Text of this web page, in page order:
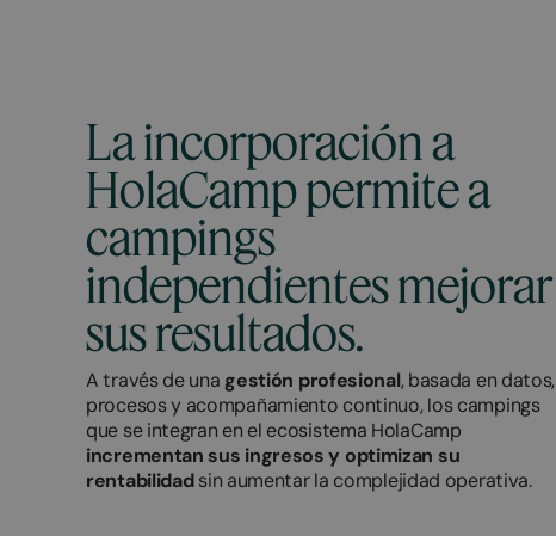
La incorporación a
HolaCamp permite a
campings
independientes mejorar
sus resultados.
A través de una gestión profesional, basada en datos,
procesos y acompañamiento continuo, los campings
que se integran en el ecosistema HolaCamp
incrementan sus ingresos y optimizan su
rentabilidadsin aumentar la complejidad operativa.